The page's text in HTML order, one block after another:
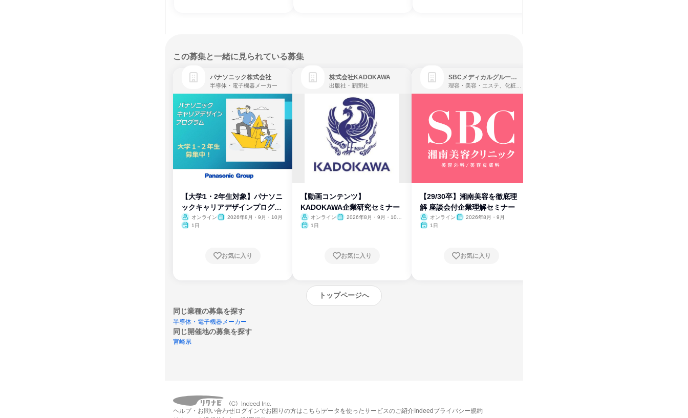
この募集と一緒に見られている募集
パナソニック株式会社
半導体・電子機器メーカー
【大学1・2年生対象】パナソニ
ックキャリアデザインプログラ
ム
オンライン
2026年8月・9月・10月
1日
お気に入り
株式会社KADOKAWA
出版社・新聞社
【動画コンテンツ】
KADOKAWA企業研究セミナー
オンライン
2026年8月・9月・10
1日
お気に入り
SBCメディカルグループ株式会社
理容・美容・エステ、化粧品・理美容用品小売、医療・病院
【29/30卒】湘南美容を徹底理
解 座談会付企業理解セミナー
オンライン
2026年8月・9月
1日
お気に入り
トップページへ
同じ業種の募集を探す
半導体・電子機器メーカー
同じ開催地の募集を探す
宮崎県
締切：なし
ヘルプ・お問い合わせ ログインでお困りの方はこちら データを使ったサービスのご紹介 Indeedプライバシー規約